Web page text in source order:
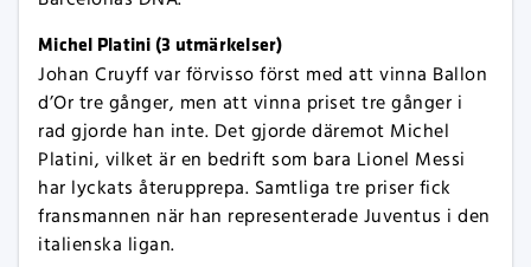
Michel Platini (3 utmärkelser)
Johan Cruyff var förvisso först med att vinna Ballon
d’Or tre gånger, men att vinna priset tre gånger i
rad gjorde han inte. Det gjorde däremot Michel
Platini, vilket är en bedrift som bara Lionel Messi
har lyckats återupprepa. Samtliga tre priser fick
fransmannen när han representerade Juventus i den
italienska ligan.